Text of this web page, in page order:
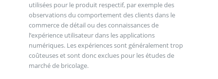
utilisées pour le produit respectif, par exemple des
observations du comportement des clients dans le
commerce de détail ou des connaissances de
l’expérience utilisateur dans les applications
numériques. Les expériences sont généralement trop
coûteuses et sont donc exclues pour les études de
marché de bricolage.